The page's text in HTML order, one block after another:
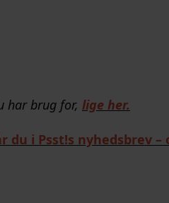
har brug for, lige her.
i Psst!s nyhedsbrev –